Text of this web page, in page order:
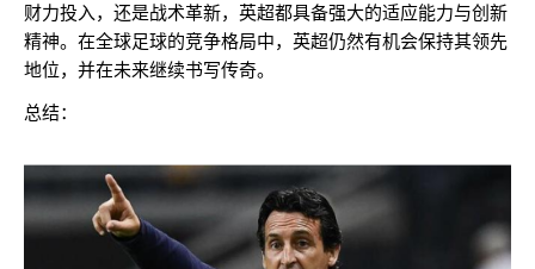
财力投入，还是战术革新，英超都具备强大的适应能力与创新
精神。在全球足球的竞争格局中，英超仍然有机会保持其领先
地位，并在未来继续书写传奇。
总结：